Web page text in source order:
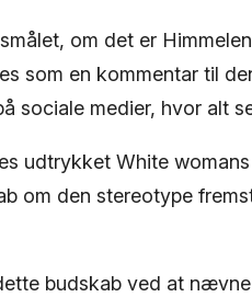
om det er
som en kommentar til
sociale medier, hvor alt
udtrykket White
om den stereotype
budskab ved at